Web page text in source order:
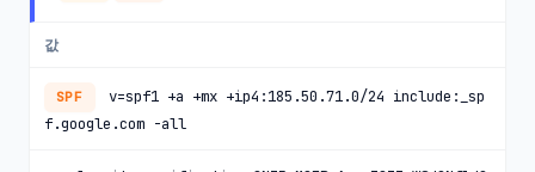
값
SPF
v=spf1 +a +mx +ip4:185.50.71.0/24 include:_sp
f.google.com -all